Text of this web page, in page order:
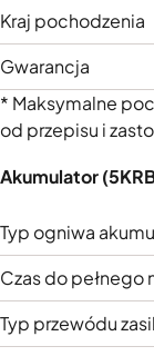
Kraj pochodzenia
Gwarancja
* Maksymalne
od przepisu i
Akumulator
Typ ogniwa
Czas do pełnego
Typ przewódu